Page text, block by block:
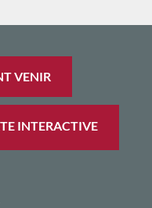
VENIR
INTERACTIVE